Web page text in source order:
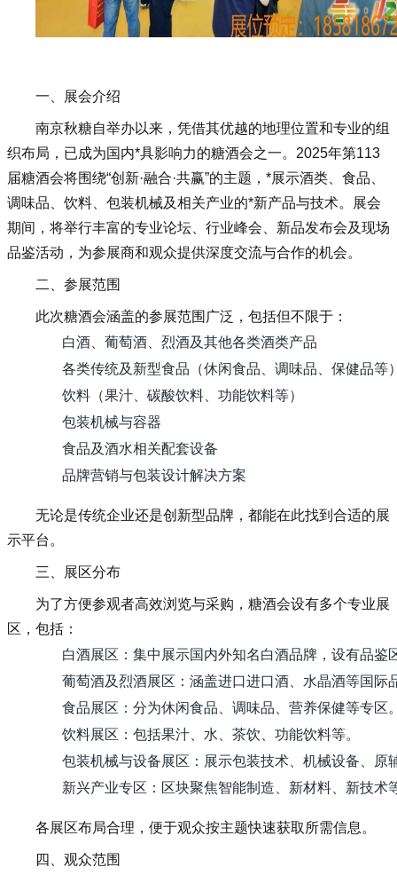
一、展会介绍
南京秋糖自举办以来，凭借其优越的地理位置和专业的组
织布局，已成为国内*具影响力的糖酒会之一。2025年第113
届糖酒会将围绕“创新·融合·共赢”的主题，*展示酒类、食品、
调味品、饮料、包装机械及相关产业的*新产品与技术。展会
期间，将举行丰富的专业论坛、行业峰会、新品发布会及现场
品鉴活动，为参展商和观众提供深度交流与合作的机会。
二、参展范围
此次糖酒会涵盖的参展范围广泛，包括但不限于：
白酒、葡萄酒、烈酒及其他各类酒类产品
各类传统及新型食品（休闲食品、调味品、保健品等
饮料（果汁、碳酸饮料、功能饮料等）
包装机械与容器
食品及酒水相关配套设备
品牌营销与包装设计解决方案
无论是传统企业还是创新型品牌，都能在此找到合适的展
示平台。
三、展区分布
为了方便参观者高效浏览与采购，糖酒会设有多个专业展
区，包括：
白酒展区：集中展示国内外知名白酒品牌，设有品鉴
葡萄酒及烈酒展区：涵盖进口进口酒、水晶酒等国际
食品展区：分为休闲食品、调味品、营养保健等专区
饮料展区：包括果汁、水、茶饮、功能饮料等。
包装机械与设备展区：展示包装技术、机械设备、原
新兴产业专区：区块聚焦智能制造、新材料、新技术
各展区布局合理，便于观众按主题快速获取所需信息。
四、观众范围